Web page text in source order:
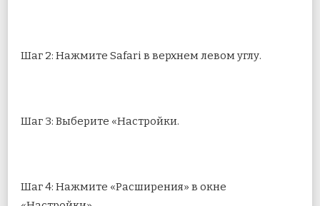
Шаг 2: Нажмите Safari в верхнем левом углу.
Шаг 3: Выберите «Настройки.
Шаг 4: Нажмите «Расширения» в окне